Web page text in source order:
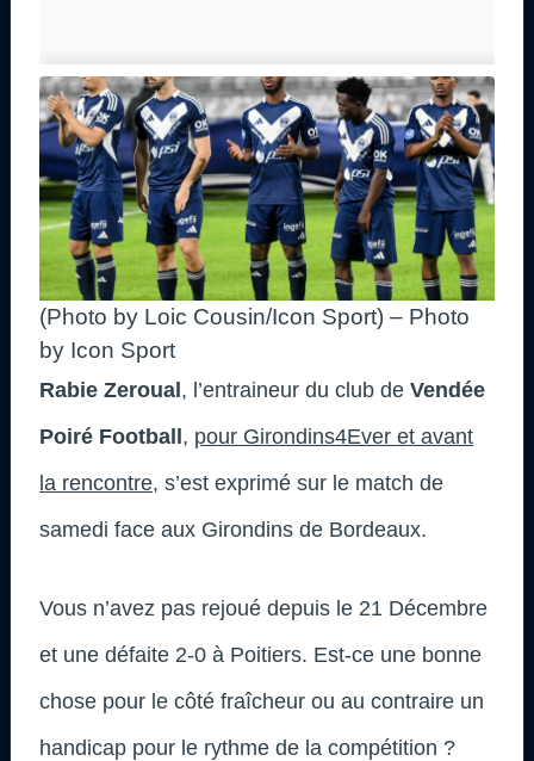
(Photo by Loic Cousin/Icon Sport) – Photo
by Icon Sport
Rabie Zeroual, l’entraineur du club de Vendée
Poiré Football, pour Girondins4Ever et avant
la rencontre, s’est exprimé sur le match de
samedi face aux Girondins de Bordeaux.
Vous n’avez pas rejoué depuis le 21 Décembre
et une défaite 2-0 à Poitiers. Est-ce une bonne
chose pour le côté fraîcheur ou au contraire un
handicap pour le rythme de la compétition ?